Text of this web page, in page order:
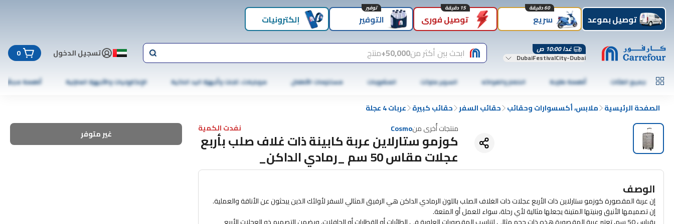
توصيل بموعد سريع
60 دقيقة
توصيل فوري
15 دقيقة
التوفير
توفير
إلكترونيات
غدا 10:00 ص
DubaiFestivalCity-Dubai ابحث بين أكثر من50,000+ منتج تسجيل الدخول 0
جميع الفئات أطعمة طازجة الخضار والفواكه السوبر ماركت المشروبات مستلزمات الأطفال موبايلات، تابلت وأجهزة اليد الذكية الإلكترونيات والأجهزة المنزلية أطعمة مجمّدة
الصفحة الرئيسية ملابس، أكسسوارات وحقائب حقائب السفر حقائب كبيرة عربات 4 عجلة
منتجات أُخرى منCosmo نفدت الكمية
كوزمو ستارلاين عربة كابينة ذات غلاف صلب بأربع
عجلات مقاس 50 سم _رمادي الداكن_
غير متوفر
الوصف
إن عربة المقصورة كوزمو ستارلاين ذات الأربع عجلات ذات الغلاف الصلب باللون الرمادي الداكن هي الرفيق المثالي للسفر لأولئك الذين يبحثون عن الأناقة والعملية.
إن تصميمها الأنيق وبنيتها المتينة يجعلها مثالية لأي رحلة، سواء للعمل أو المتعة.